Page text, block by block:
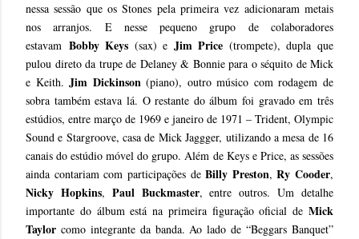
nessa sessão que os Stones pela primeira vez adicionaram metais
nos arranjos. E nesse pequeno grupo de colaboradores
estavam Bobby Keys (sax) e Jim Price (trompete), dupla que
pulou direto da trupe de Delaney & Bonnie para o séquito de Mick
e Keith.Jim Dickinson(piano), outro músico com rodagem de
sobra também estava lá. O restante do álbum foi gravado em três
estúdios, entre março de 1969 e janeiro de 1971 – Trident, Olympic
Sound e Stargroove, casa de Mick Jaggger, utilizando a mesa de 16
canais do estúdio móvel do grupo. Além de Keys e Price, as sessões
ainda contariam com participações deBilly Preston,Ry Cooder,
Nicky Hopkins, Paul Buckmaster, entre outros. Um detalhe
importante do álbum está na primeira figuração oficial de Mick
Taylor como integrante da banda. Ao lado de “Beggars Banquet”